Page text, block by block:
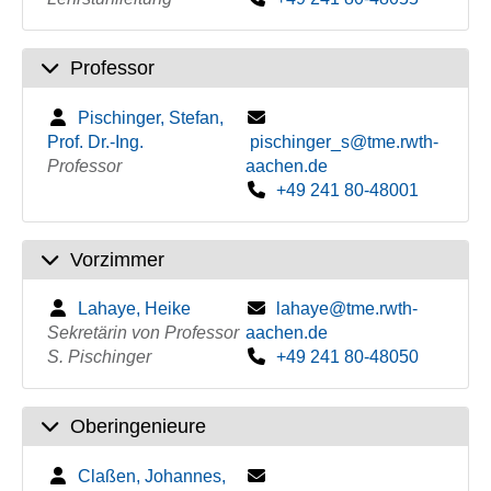
Professor
Pischinger, Stefan,
Prof. Dr.-Ing.
Professor
pischinger_s@tme.rwth-
aachen.de
+49 241 80-48001
Vorzimmer
Lahaye, Heike
Sekretärin von Professor
S. Pischinger
lahaye@tme.rwth-
aachen.de
+49 241 80-48050
Oberingenieure
Claßen, Johannes,